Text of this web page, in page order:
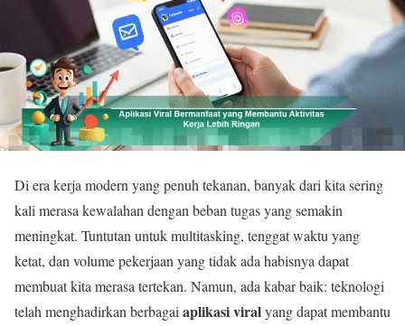
Di era kerja modern yang penuh tekanan, banyak dari kita sering
kali merasa kewalahan dengan beban tugas yang semakin
meningkat. Tuntutan untuk multitasking, tenggat waktu yang
ketat, dan volume pekerjaan yang tidak ada habisnya dapat
membuat kita merasa tertekan. Namun, ada kabar baik: teknologi
telah menghadirkan berbagai aplikasi viralyang dapat membantu